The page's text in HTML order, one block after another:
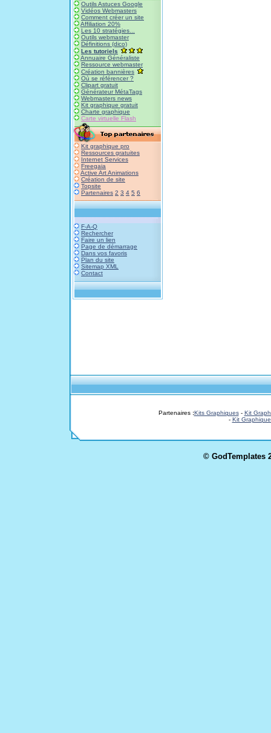
Outils Astuces Google
Vidéos Webmasters
Comment créer un site
Affiliation 20%
Les 10 stratégies...
Outils webmaster
Définitions (dico)
Les tutoriels
Annuaire Généraliste
Ressource webmaster
Création bannières
Où se référencer ?
Clipart gratuit
Générateur MétaTags
Webmasters news
Kit graphique gratuit
Charte graphique
Carte virtuelle Flash
Kit graphique pro
Ressources gratuites
Internet Services
Freegaia
Active Art Animations
Création de site
Topsite
Partenaires 2 3 4 5 6
F-A-Q
Rechercher
Faire un lien
Page de démarrage
Dans vos favoris
Plan du site
Sitemap XML
Contact
Partenaires:Kits Graphiques- Kit
- Kit
© GodTemplates